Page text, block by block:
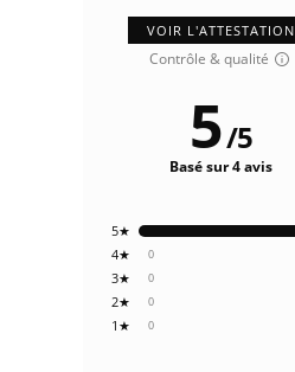
VOIR L'ATTESTATION
Contrôle & qualité
0
1★
0
2★
0
3★
0
4★
5★
5/5
Basé sur 4 avis